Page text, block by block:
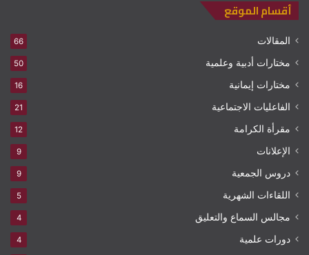
أقسام الموقع
المقالات 66
مختارات أدبية وعلمية 50
مختارات إيمانية 16
الفاعليات الاجتماعية 21
مقرأة الكرامة 12
الإعلانات 9
دروس الجمعية 9
اللقاءات الشهرية 5
مجالس السماع والتعليق 4
دورات علمية 4